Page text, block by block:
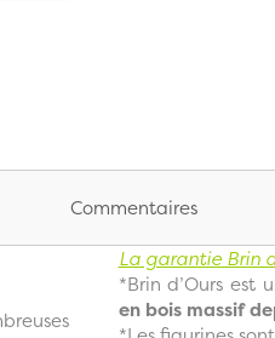
Commentaires
La garantie Brin
*Brin d’Ours est
en bois massif